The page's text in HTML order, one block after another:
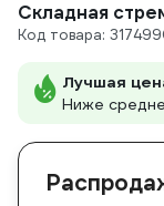
Складная
Код товара:
Лучшая
Ниже